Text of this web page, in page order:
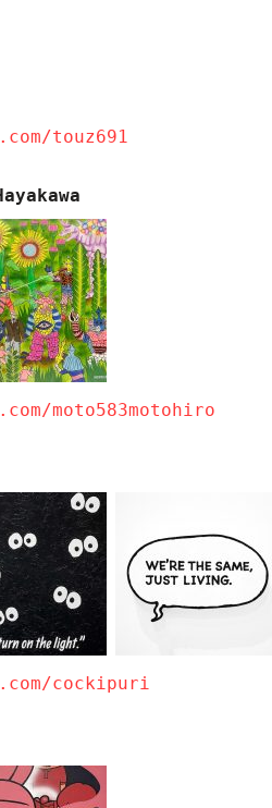
touz691
moto583motohiro
cockipuri